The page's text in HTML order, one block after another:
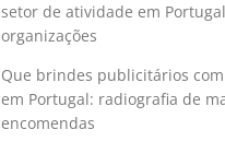
setor de atividade em
organizações
Que brindes publicitários
em Portugal: radiografia de
encomendas